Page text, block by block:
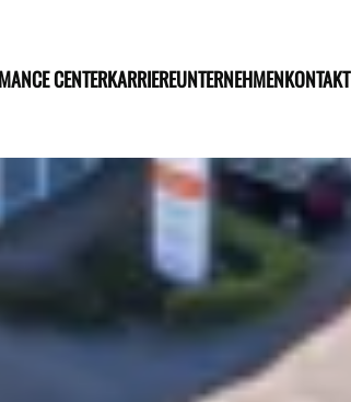
CENTERKARRIEREUNTERNEHMENKONTAKT